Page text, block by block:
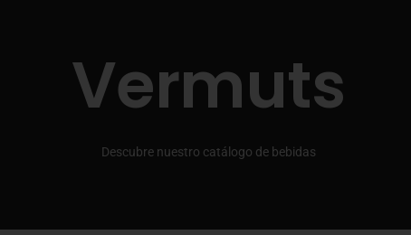
Vermuts
Descubre nuestro catálogo de bebidas